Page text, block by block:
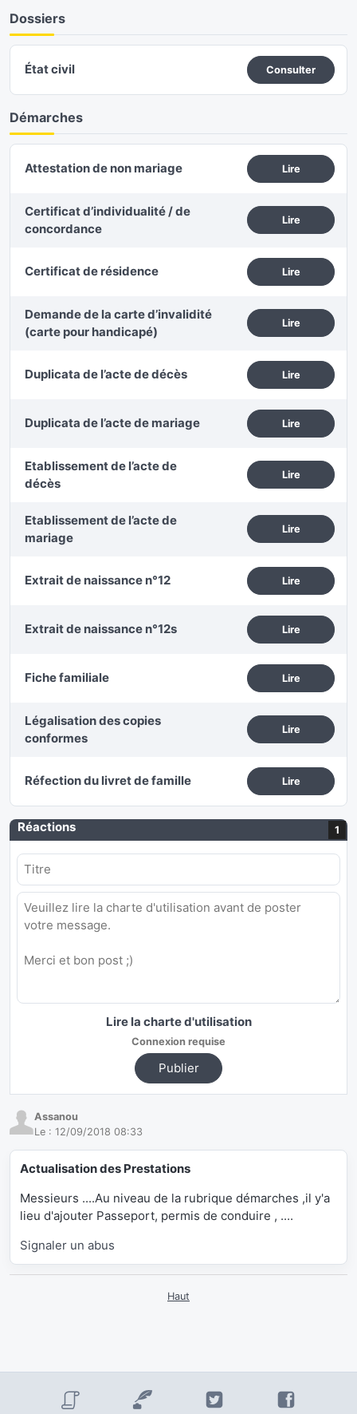
Dossiers
État civil Consulter
Démarches
Attestation de non mariage Lire
Certificat d’individualité / de
concordance
Lire
Certificat de résidence Lire
Demande de la carte d’invalidité
(carte pour handicapé)
Lire
Duplicata de l’acte de décès Lire
Duplicata de l’acte de mariage Lire
Etablissement de l’acte de
décès
Lire
Etablissement de l’acte de
mariage
Lire
Extrait de naissance n°12 Lire
Extrait de naissance n°12s Lire
Fiche familiale Lire
Légalisation des copies
conformes
Lire
Réfection du livret de famille Lire
Réactions 1
Lire la charte d'utilisation
Connexion requise
Publier
Assanou
Le : 12/09/2018 08:33
Actualisation des Prestations
Messieurs ....Au niveau de la rubrique démarches ,il y'a
lieu d'ajouter Passeport, permis de conduire , ....
Signaler un abus
Haut